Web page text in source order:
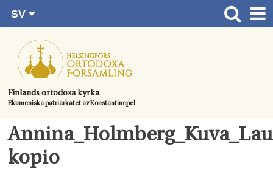
direkt
innehållet.
Finlands ortodoxa kyrka
Ekumeniska patriarkatet av Konstantinopel
SV
RU
EN
UA
Huvudsida
Gudstjänster
Kom med
Kontaktuppgifter
Dopet
kopio